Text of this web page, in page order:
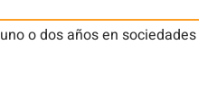
o dos años en sociedades